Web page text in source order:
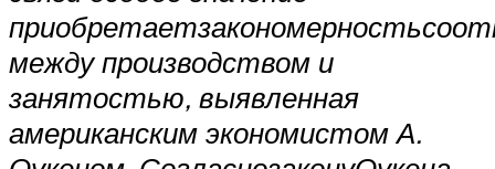
приобретаетзакономерность
между производством и
занятостью, выявленная
американским экономистом А.